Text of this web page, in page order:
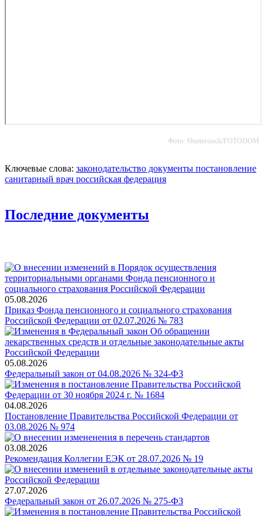
Фото: Shutterstoсk/FOTODOM
Ключевые слова: законодательство документы постановление
санитарный врач российская федерация
Последние документы
05.08.2026
Приказ Фонда пенсионного и социального страхования
Российской Федерации от 02.07.2026 № 783
05.08.2026
Федеральный закон от 04.08.2026 № 324-ФЗ
04.08.2026
Постановление Правительства Российской Федерации от
03.08.2026 № 974
03.08.2026
Рекомендация Коллегии ЕЭК от 28.07.2026 № 19
27.07.2026
Федеральный закон от 26.07.2026 № 275-ФЗ